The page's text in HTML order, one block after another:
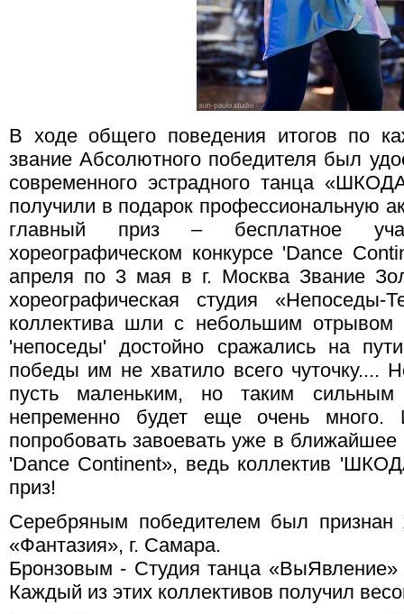
В ходе общего поведения итогов по
звание Абсолютного победителя был
современного эстрадного танца
получили в подарок профессиональную
главный приз – бесплатное
хореографическом конкурсе 'Dance
апреля по 3 мая в г. Москва Звание
хореографическая студия
коллектива шли с небольшим
'непоседы' достойно сражались на
победы им не хватило всего чуточку....
пусть маленьким, но таким
непременно будет еще очень
попробовать завоевать уже в
'Dance Continent», ведь коллектив
приз!
Серебряным победителем был признан
«Фантазия», г. Самара.
Бронзовым - Студия танца
Каждый из этих коллективов получил